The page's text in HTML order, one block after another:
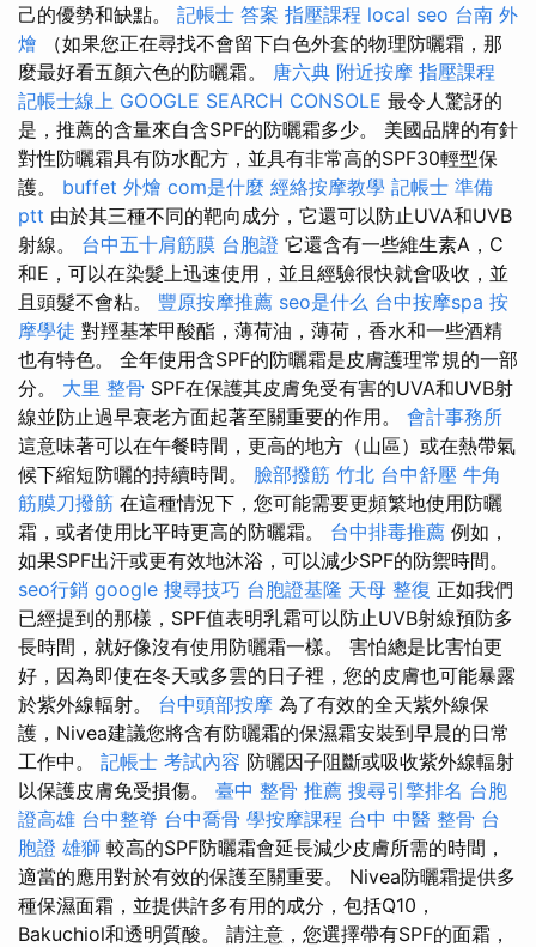
己的優勢和缺點。 記帳士 答案 指壓課程 local seo 台南 外
燴 （如果您正在尋找不會留下白色外套的物理防曬霜，那
麼最好看五顏六色的防曬霜。 唐六典 附近按摩 指壓課程
記帳士線上 GOOGLE SEARCH CONSOLE 最令人驚訝的
是，推薦的含量來自含SPF的防曬霜多少。 美國品牌的有針
對性防曬霜具有防水配方，並具有非常高的SPF30輕型保
護。 buffet 外燴 com是什麼 經絡按摩教學 記帳士 準備
ptt 由於其三種不同的靶向成分，它還可以防止UVA和UVB
射線。 台中五十肩筋膜 台胞證 它還含有一些維生素A，C
和E，可以在染髮上迅速使用，並且經驗很快就會吸收，並
且頭髮不會粘。 豐原按摩推薦 seo是什么 台中按摩spa 按
摩學徒 對羥基苯甲酸酯，薄荷油，薄荷，香水和一些酒精
也有特色。 全年使用含SPF的防曬霜是皮膚護理常規的一部
分。 大里 整骨 SPF在保護其皮膚免受有害的UVA和UVB射
線並防止過早衰老方面起著至關重要的作用。 會計事務所
這意味著可以在午餐時間，更高的地方（山區）或在熱帶氣
候下縮短防曬的持續時間。 臉部撥筋 竹北 台中舒壓 牛角
筋膜刀撥筋 在這種情況下，您可能需要更頻繁地使用防曬
霜，或者使用比平時更高的防曬霜。 台中排毒推薦 例如，
如果SPF出汗或更有效地沐浴，可以減少SPF的防禦時間。
seo行銷 google 搜尋技巧 台胞證基隆 天母 整復 正如我們
已經提到的那樣，SPF值表明乳霜可以防止UVB射線預防多
長時間，就好像沒有使用防曬霜一樣。 害怕總是比害怕更
好，因為即使在冬天或多雲的日子裡，您的皮膚也可能暴露
於紫外線輻射。 台中頭部按摩 為了有效的全天紫外線保
護，Nivea建議您將含有防曬霜的保濕霜安裝到早晨的日常
工作中。 記帳士 考試內容 防曬因子阻斷或吸收紫外線輻射
以保護皮膚免受損傷。 臺中 整骨 推薦 搜尋引擎排名 台胞
證高雄 台中整脊 台中喬骨 學按摩課程 台中 中醫 整骨 台
胞證 雄獅 較高的SPF防曬霜會延長減少皮膚所需的時間，
適當的應用對於有效的保護至關重要。 Nivea防曬霜提供多
種保濕面霜，並提供許多有用的成分，包括Q10，
Bakuchiol和透明質酸。 請注意，您選擇帶有SPF的面霜，